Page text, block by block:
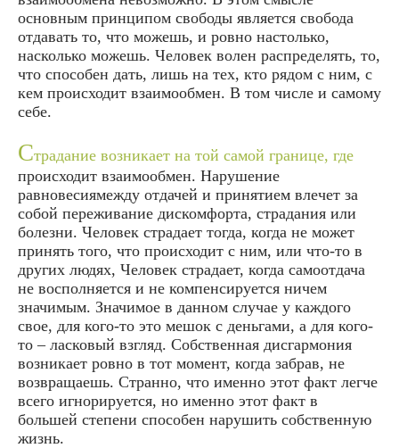
основным принципом свободы является свобода
отдавать то, что можешь, и ровно настолько,
насколько можешь. Человек волен распределять, то,
что способен дать, лишь на тех, кто рядом с ним, с
кем происходит взаимообмен. В том числе и самому
себе.
Страдание возникает на той самой границе, где
происходит взаимообмен. Нарушение
равновесиямежду отдачей и принятием влечет за
собой переживание дискомфорта, страдания или
болезни. Человек страдает тогда, когда не может
принять того, что происходит с ним, или что-то в
других людях, Человек страдает, когда самоотдача
не восполняется и не компенсируется ничем
значимым. Значимое в данном случае у каждого
свое, для кого-то это мешок с деньгами, а для кого-
то – ласковый взгляд. Собственная дисгармония
возникает ровно в тот момент, когда забрав, не
возвращаешь. Странно, что именно этот факт легче
всего игнорируется, но именно этот факт в
большей степени способен нарушить собственную
жизнь.